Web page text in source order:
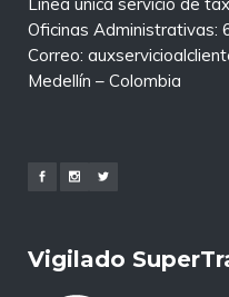
Oficinas Administrativas:
Correo:
Medellín – Colombia
Vigilado